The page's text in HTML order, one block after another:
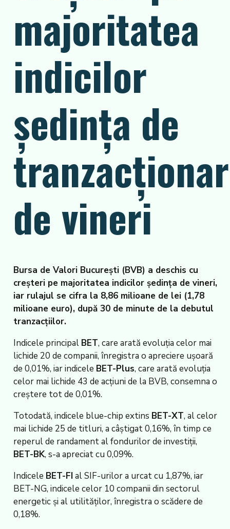
majoritatea
indicilor
ședința de
de vineri
Bursa de Valori București (BVB) a deschis cu
creșteri pe majoritatea indicilor ședința de vineri,
iar rulajul se cifra la 8,86 milioane de lei (1,78
milioane euro), după 30 de minute de la debutul
tranzacțiilor.
Indicele principal BET, care arată evoluția celor mai
lichide 20 de companii, înregistra o apreciere ușoară
de 0,01%, iar indicele BET-Plus, care arată evoluția
celor mai lichide 43 de acțiuni de la BVB, consemna o
creștere tot de 0,01%.
Totodată, indicele blue-chip extins BET-XT, al celor
mai lichide 25 de titluri, a câștigat 0,16%, în timp ce
reperul de randament al fondurilor de investiții,
BET-BK, s-a apreciat cu 0,09%.
Indicele BET-FIal SIF-urilor a urcat cu 1,87%, iar
BET-NG, indicele celor 10 companii din sectorul
energetic și al utilităților, înregistra o scădere de
0,18%.